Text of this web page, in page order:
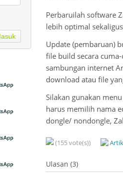
Perbaruilah software
lebih optimal
Update (pembaruan)
file build secara
sambungan internet
download atau file
Silakan gunakan
harus memilih nama
dongle/ nondongle,
(155 vote(s))
Ulasan (3)